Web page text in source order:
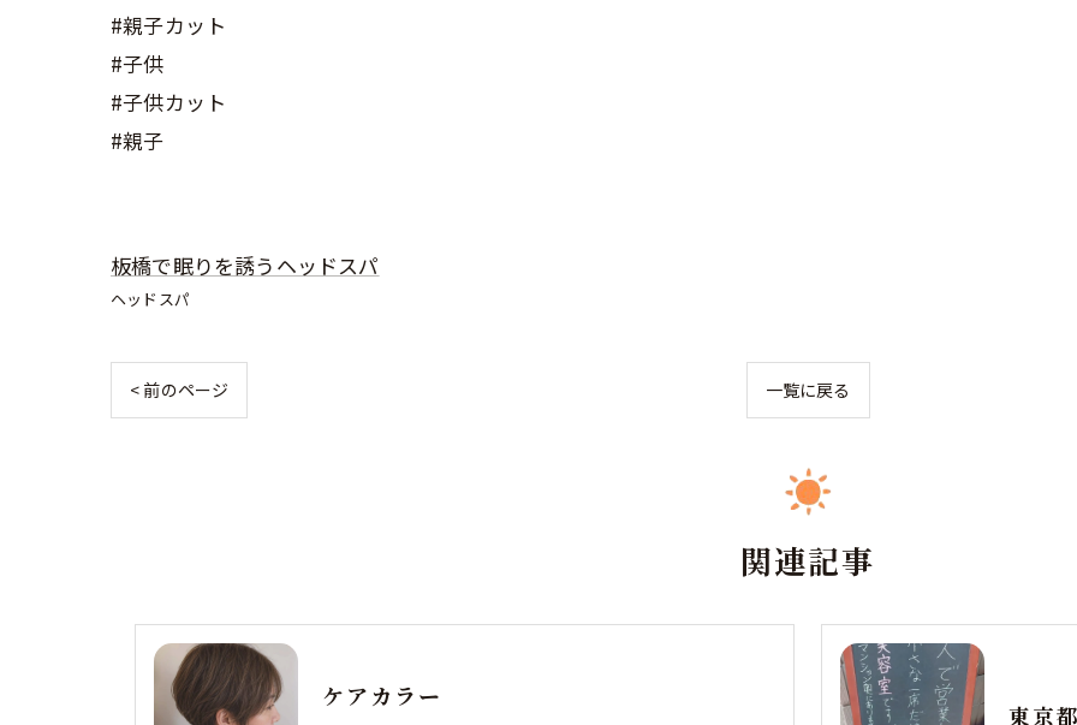
#親子カット
#子供
#子供カット
#親子
板橋で眠りを誘うヘッドスパ
ヘッドスパ
< 前のページ 一覧に戻る
関連記事
ケアカラー